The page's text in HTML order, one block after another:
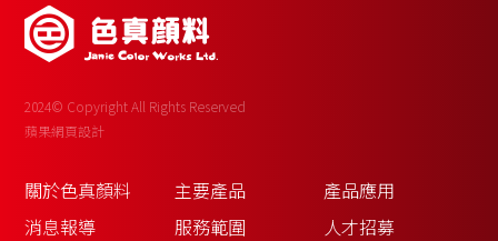
2024© Copyright All Rights Reserved
蘋果網頁設計
關於色真顏料 主要產品
產品應用
消息報導
服務範圍
人才招募